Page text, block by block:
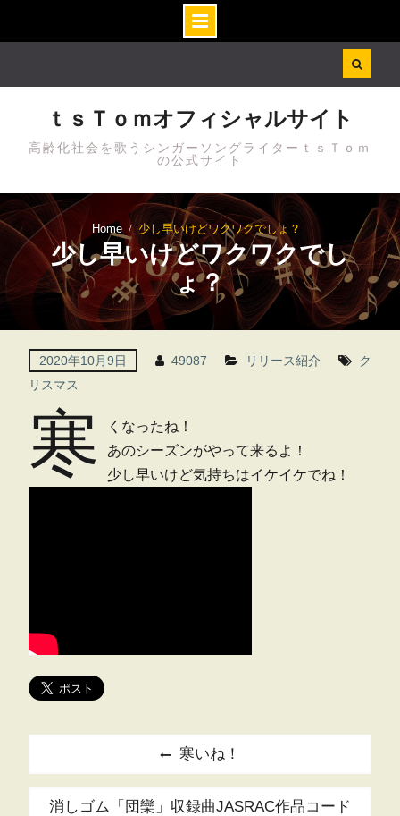
ｔｓＴｏｍオフィシャルサイト
高齢化社会を歌うシンガーソングライターｔｓＴｏｍ
の公式サイト
Home 少し早いけどワクワクでしょ？
少し早いけどワクワクでし
ょ？
2020年10月9日 49087 リリース紹介
ク
リスマス
寒
くなったね！
あのシーズンがやって来るよ！
少し早いけど気持ちはイケイケでね！
稿
ナ
Previous
post:
寒いね！
Next
消しゴム「団欒」収録曲JASRAC作品コード